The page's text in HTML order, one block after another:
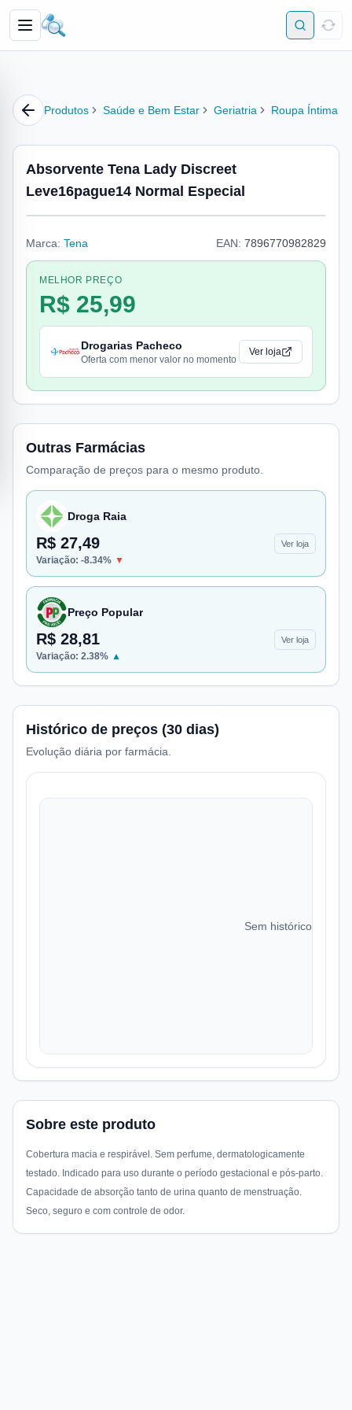
Produtos Saúde e Bem Estar Geriatria Roupa Íntima
Absorvente Tena Lady Discreet
Leve16pague14 Normal Especial
Marca: Tena EAN: 7896770982829
MELHOR PREÇO
R$ 25,99
Drogarias Pacheco
Oferta com menor valor no momento
Ver loja
Outras Farmácias
Comparação de preços para o mesmo produto.
Droga Raia
R$ 27,49 Ver loja
Variação: -8.34% ▼
Preço Popular
R$ 28,81 Ver loja
Variação: 2.38% ▲
Histórico de preços (30 dias)
Evolução diária por farmácia.
Sem histórico de
Sobre este produto
Cobertura macia e respirável. Sem perfume, dermatologicamente
testado. Indicado para uso durante o período gestacional e pós-parto.
Capacidade de absorção tanto de urina quanto de menstruação.
Seco, seguro e com controle de odor.